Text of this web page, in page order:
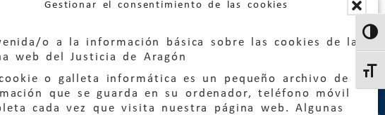
Gestionar el consentimiento de las cookies
o a la información básica sobre las cookies de la
web del Justicia de Aragón
o galleta informática es un pequeño archivo de
que se guarda en su ordenador, teléfono móvil
cada vez que visita nuestra página web. Algunas